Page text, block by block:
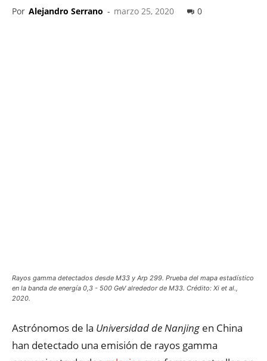
Por Alejandro Serrano - marzo 25, 2020 0
Rayos gamma detectados desde M33 y Arp 299. Prueba del mapa estadístico
en la banda de energía 0,3 - 500 GeV alrededor de M33. Crédito: Xi et al.,
2020.
Astrónomos de la Universidad de Nanjing en China
han detectado una emisión de rayos gamma